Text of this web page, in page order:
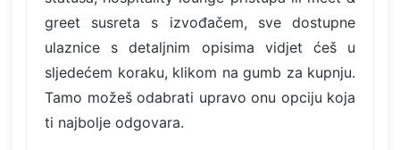
greet susreta s izvođačem, sve dostupne
ulaznice s detaljnim opisima vidjet ćeš u
sljedećem koraku, klikom na gumb za kupnju.
Tamo možeš odabrati upravo onu opciju koja
ti najbolje odgovara.